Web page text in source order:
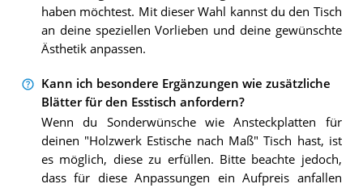
haben möchtest. Mit dieser Wahl kannst du den Tisch
an deine speziellen Vorlieben und deine gewünschte
Ästhetik anpassen.
Kann ich besondere Ergänzungen wie zusätzliche
Blätter für den Esstisch anfordern?
Wenn du Sonderwünsche wie Ansteckplatten für
deinen "Holzwerk Estische nach Maß" Tisch hast, ist
es möglich, diese zu erfüllen. Bitte beachte jedoch,
dass für diese Anpassungen ein Aufpreis anfallen